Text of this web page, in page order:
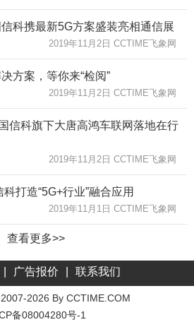
科携最新5G方案盛装亮相通信展
2019年11月2日 CCTIME飞象网
方案，等你来“检阅”
2019年11月2日 CCTIME飞象网
信科旗下大唐高鸿车联网落地在行
2019年11月2日 CCTIME飞象网
打造“5G+行业”融合应用
2019年11月1日 CCTIME飞象网
查看更多>>
广告报价 联系我们
2026 By CCTIME.COM
备08004280号-1